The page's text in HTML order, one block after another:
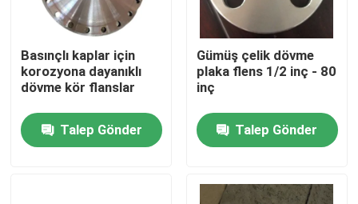
videolar
SG Gösterisi
Hakkımızda
Basınçlı kaplar için
korozyona dayanıklı
dövme kör flanslar
Talep Gönder
Gümüş çelik dövme
plaka flens 1/2 inç - 80
inç
Talep Gönder